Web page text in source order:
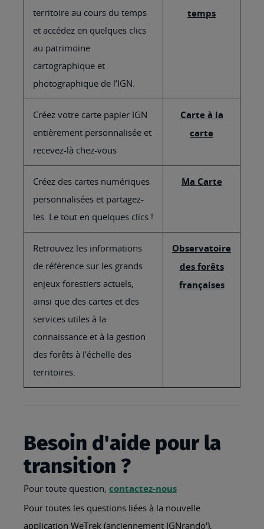
territoire au cours du temps
et accédez en quelques clics
au patrimoine
cartographique et
photographique de l’IGN.
temps
Créez votre carte papier IGN
entièrement personnalisée et
recevez-là chez-vous
Carte à la
carte
Créez des cartes numériques
personnalisées et partagez-
les. Le tout en quelques clics !
Ma Carte
Retrouvez les informations
de référence sur les grands
enjeux forestiers actuels,
ainsi que des cartes et des
services utiles à la
connaissance et à la gestion
des forêts à l'échelle des
territoires.
Observatoire
des forêts
françaises
Besoin d'aide pour la
transition ?
Pour toute question, contactez-nous
Pour toutes les questions liées à la nouvelle
application WeTrek (anciennement IGNrando'),